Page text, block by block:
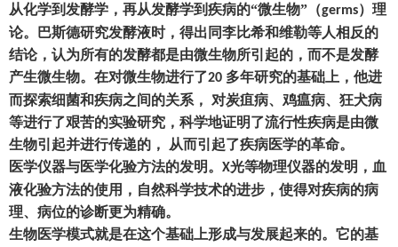
从化学到发酵学 ， 再从发酵学到疾病的“微生物” （germs） 理
论。巴斯德研究发酵液时， 得出同李比希和维勒等人相反的
结论， 认为所有的发酵都是由微生物所引起的 ， 而不是发酵
产生微生物。在对微生物进行了20 多年研究的基础上 ， 他进
而探索细菌和疾病之间的关系 ，
对炭疽病、鸡瘟病、狂犬病
等进行了艰苦的实验研究 ， 科学地证明了流行性疾病是由微
生物引起并进行传递的 ，
从而引起了疾病医学的革命。
医学仪器与医学化验方法的发明。 X光等物理仪器的发明 ， 血
液化验方法的使用 ， 自然科学技术的进步 ， 使得对疾病的病
理、病位的诊断更为精确。
生物医学模式就是在这个基础上形成与发展起来的。它的基